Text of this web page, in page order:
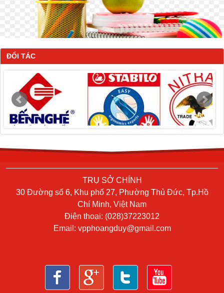
ĐỐI TÁC
TRỤ SỞ CHÍNH
30 Đường số 6, Khu phố 27, Phường Thủ Đức, Tp.Hồ
Chí Minh, Việt Nam
Điện thoại: (028)37223012
Email: vpphoangduy@gmail.com